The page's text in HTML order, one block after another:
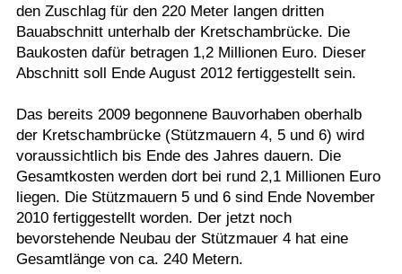
den Zuschlag für den 220 Meter langen dritten
Bauabschnitt unterhalb der Kretschambrücke. Die
Baukosten dafür betragen 1,2 Millionen Euro. Dieser
Abschnitt soll Ende August 2012 fertiggestellt sein.
Das bereits 2009 begonnene Bauvorhaben oberhalb
der Kretschambrücke (Stützmauern 4, 5 und 6) wird
voraussichtlich bis Ende des Jahres dauern. Die
Gesamtkosten werden dort bei rund 2,1 Millionen Euro
liegen. Die Stützmauern 5 und 6 sind Ende November
2010 fertiggestellt worden. Der jetzt noch
bevorstehende Neubau der Stützmauer 4 hat eine
Gesamtlänge von ca. 240 Metern.